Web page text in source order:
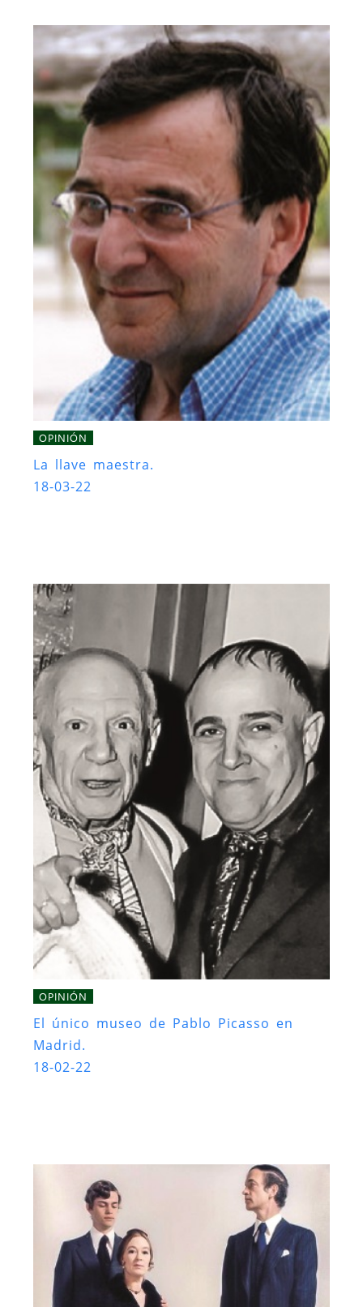
OPINIÓN
La llave maestra.
18-03-22
OPINIÓN
El único museo de Pablo Picasso en
Madrid.
18-02-22